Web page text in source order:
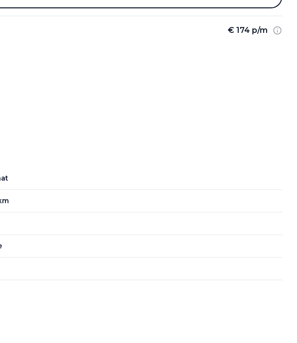
€ 174 p/m